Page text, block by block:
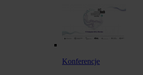
Konferencje